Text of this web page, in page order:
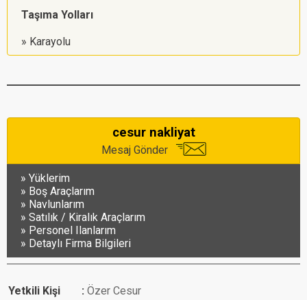
Taşıma Yolları
Karayolu
cesur nakliyat
Mesaj Gönder
Yüklerim
Boş Araçlarım
Navlunlarım
Satılık / Kiralık Araçlarım
Personel Ilanlarım
Detaylı Firma Bilgileri
Yetkili Kişi Özer Cesur